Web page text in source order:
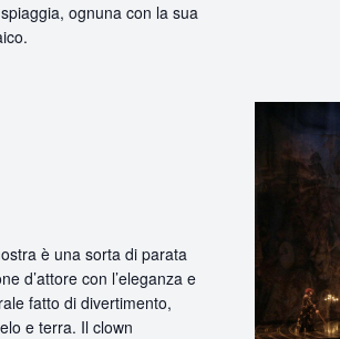
ognuna con la sua
è una sorta di parata
d’attore con l’eleganza e
fatto di divertimento,
e terra. Il clown